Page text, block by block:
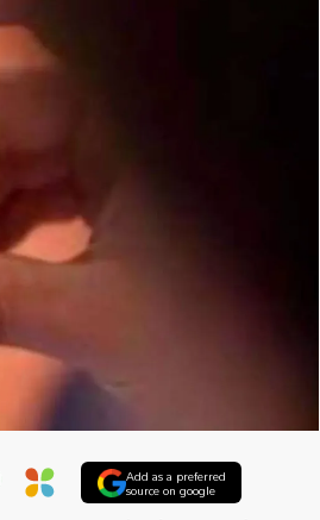
Add as a preferred
source on google